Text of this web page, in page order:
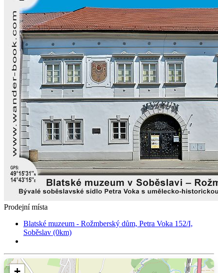
Prodejní místa
Blatské muzeum - Rožmberský dům, Petra Voka 152/I,
Soběslav (0km)